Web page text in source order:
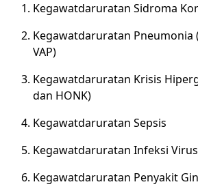
Kegawatdaruratan Sidroma
Kegawatdaruratan Pneumonia
VAP)
Kegawatdaruratan Krisis
dan HONK)
Kegawatdaruratan Sepsis
Kegawatdaruratan Infeksi
Kegawatdaruratan Penyakit